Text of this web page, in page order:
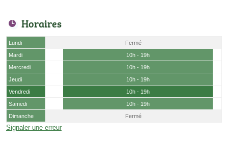
Horaires
Lundi
Fermé
Mardi
10h - 19h
Mercredi
10h - 19h
Jeudi
10h - 19h
Vendredi
10h - 19h
Samedi
10h - 19h
Dimanche
Fermé
Signaler une erreur